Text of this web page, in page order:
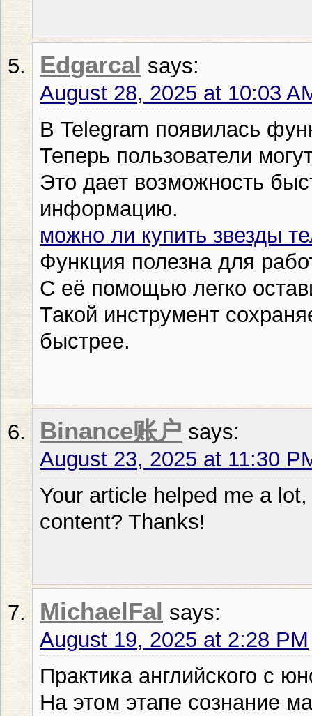
Edgarcal says:
August 28, 2025 at 10:03
В Telegram появилась
Теперь пользователи
Это дает возможность
информацию.
можно ли купить звезды
Функция полезна для
С её помощью легко
Такой инструмент
быстрее.
Binance账户 says:
August 23, 2025 at 11:30
Your article helped me a
content? Thanks!
MichaelFal says:
August 19, 2025 at 2:28 PM
Практика английского с
На этом этапе сознание